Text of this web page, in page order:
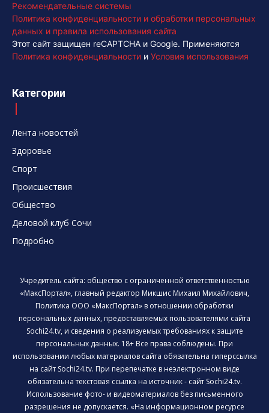
Рекомендательные системы
Политика конфиденциальности и обработки персональных
данных и правила использования сайта
Этот сайт защищен reCAPTCHA и Google. Применяются
Политика конфиденциальности и Условия использования
Категории
Лента новостей
Здоровье
Спорт
Происшествия
Общество
Деловой клуб Сочи
Подробно
Учредитель сайта: общество с ограниченной ответственностью
«МаксПортал», главный редактор Микшис Михаил Михайлович,
Политика ООО «МаксПортал» в отношении обработки
персональных данных, предоставляемых пользователями сайта
Sochi24.tv, и сведения о реализуемых требованиях к защите
персональных данных. 18+ Все права соблюдены. При
использовании любых материалов сайта обязательна гиперссылка
на сайт Sochi24.tv. При перепечатке в неэлектронном виде
обязательна текстовая ссылка на источник - сайт Sochi24.tv.
Использование фото- и видеоматериалов без письменного
разрешения не допускается. «На информационном ресурсе